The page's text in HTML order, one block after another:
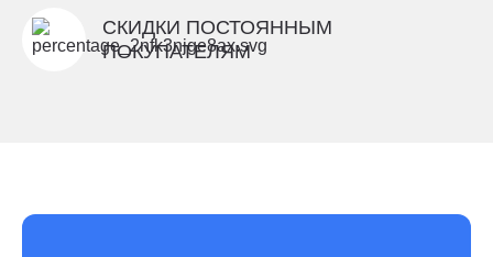
СКИДКИ ПОСТОЯННЫМ
ПОКУПАТЕЛЯМ